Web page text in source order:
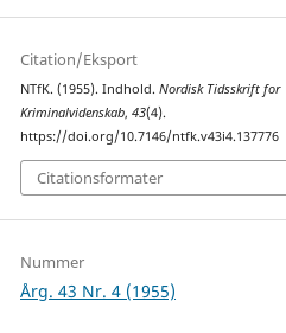
Citation/Eksport
NTfK. (1955). Indhold.Nordisk Tidsskrift for
Kriminalvidenskab,43(4).
https://doi.org/10.7146/ntfk.v43i4.137776
Citationsformater
Nummer
Årg. 43 Nr. 4 (1955)